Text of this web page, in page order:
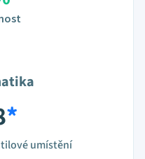
*
umístění